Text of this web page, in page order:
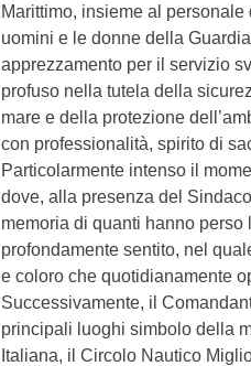
Marittimo, insieme al
uomini e le donne della
apprezzamento per il servizio
profuso nella tutela della
mare e della protezione
con professionalità, spirito di
Particolarmente intenso il
dove, alla presenza del
memoria di quanti hanno
profondamente sentito, nel
e coloro che quotidianamente
Successivamente, il
principali luoghi simbolo della
Italiana, il Circolo Nautico